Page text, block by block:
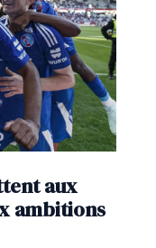
aux
ambitions